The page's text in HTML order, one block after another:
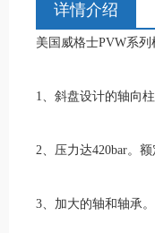
详情介绍
美国威格士PVW系列
1、斜盘设计的轴向
2、压力达420bar。
3、加大的轴和轴承。